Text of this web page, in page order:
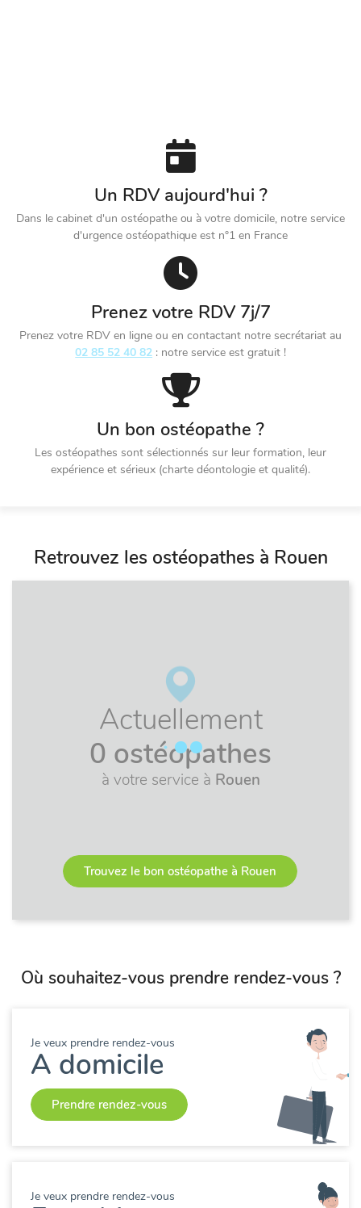
Un RDV aujourd'hui ?
Dans le cabinet d'un ostéopathe ou à votre domicile, notre service
d'urgence ostéopathique est n°1 en France
Prenez votre RDV 7j/7
Prenez votre RDV en ligne ou en contactant notre secrétariat au
02 85 52 40 82 : notre service est gratuit !
Un bon ostéopathe ?
Les ostéopathes sont sélectionnés sur leur formation, leur
expérience et sérieux (charte déontologie et qualité).
Retrouvez les ostéopathes à Rouen
Actuellement
0 ostéopathes
à votre service à Rouen
Trouvez le bon ostéopathe à Rouen
Où souhaitez-vous prendre rendez-vous ?
Je veux prendre rendez-vous
A domicile
Prendre rendez-vous
Je veux prendre rendez-vous